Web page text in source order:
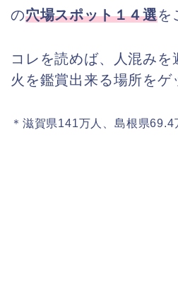
の穴場スポット１４選を
コレを読めば、人混み
火を鑑賞出来る場所をゲ
＊滋賀県141万人、島根県69.4